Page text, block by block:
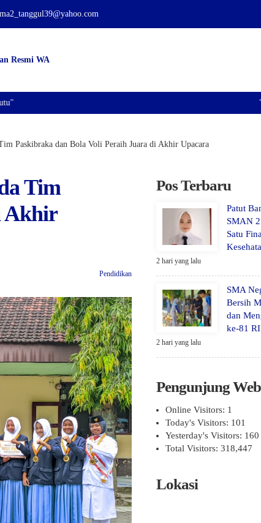
Resmi WA
Paskibraka dan Bola Voli Peraih Juara di Akhir Upacara
Tim
Akhir
Pendidikan
Pos Terbaru
Patut
SMAN
Satu
2 hari yang lalu
SMA
Bersih
dan
ke-81 RI
2 hari yang lalu
Pengunjung
Online Visitors: 1
Today's Visitors: 101
Yesterday's Visitors: 160
Total Visitors: 318,447
Lokasi